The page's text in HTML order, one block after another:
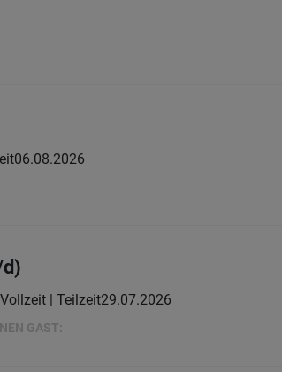
06.08.2026
Vollzeit | Teilzeit29.07.2026
GAST: